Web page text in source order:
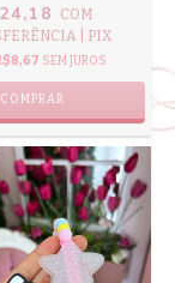
COM
| PIX
SEM JUROS
COMPRAR